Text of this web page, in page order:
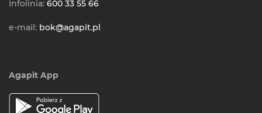
Infolinia: 600 33 55 66
e-mail: bok@agapit.pl
Agapit App